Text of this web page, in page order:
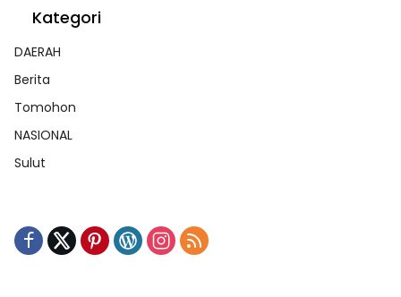
Kategori
DAERAH
Berita
Tomohon
NASIONAL
Sulut